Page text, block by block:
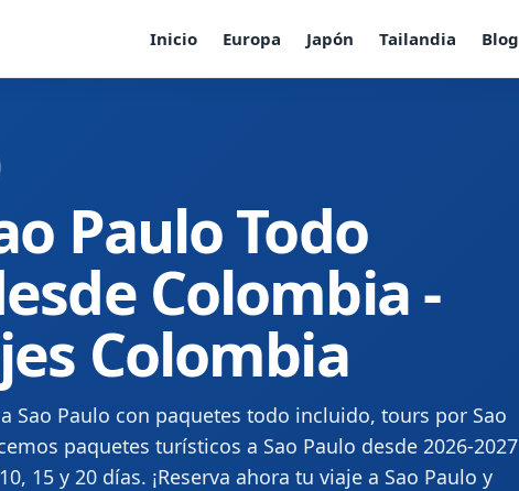
Inicio Europa Japón Tailandia Blog
Paulo Todo
Colombia -
Colombia
Sao Paulo con paquetes todo incluido, tours por Sao
paquetes turísticos a Sao Paulo desde 2026-2027
15 y 20 días. ¡Reserva ahora tu viaje a Sao Paulo y